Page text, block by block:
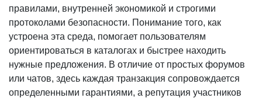
правилами, внутренней экономикой и строгими
протоколами безопасности. Понимание того, как
устроена эта среда, помогает пользователям
ориентироваться в каталогах и быстрее находить
нужные предложения. В отличие от простых форумов
или чатов, здесь каждая транзакция сопровождается
определенными гарантиями, а репутация участников